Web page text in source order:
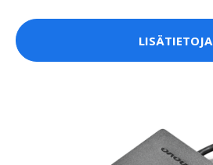
LISÄTIETOJA